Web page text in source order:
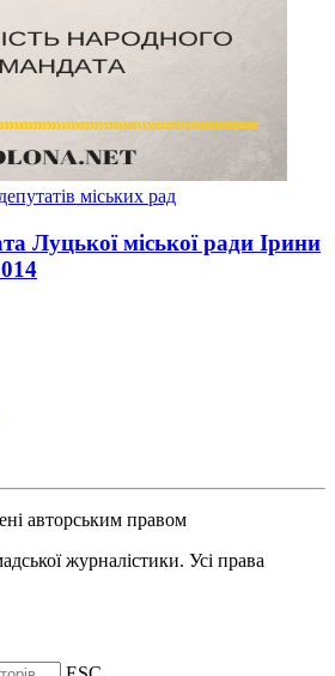
міських рад
Луцької міської ради Ірини
авторським правом
журналістики. Усі права